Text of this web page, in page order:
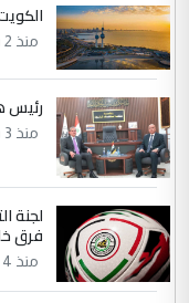
وثروات البلد
الموضوع :
بين
الرافدين تعاني
منذ 2 ساعة
رئيس
منذ 3 ساعة
فرق
منذ 4 ساعة